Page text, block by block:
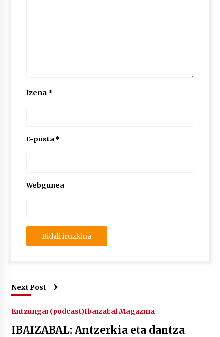
Izena *
E-posta *
Webgunea
Next Post
Entzungai (podcast)Ibaizabal Magazina
IBAIZABAL: Antzerkia eta dantza